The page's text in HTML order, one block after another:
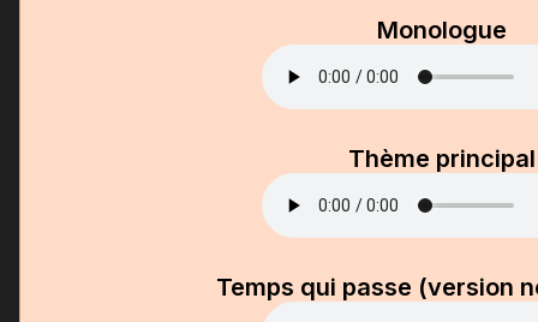
Monologue
Thème principal
Temps qui passe (version